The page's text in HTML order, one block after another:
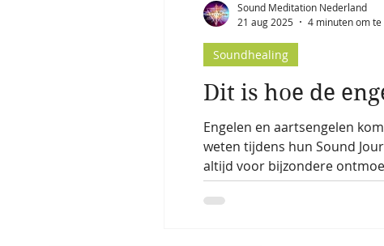
Dit is hoe de
Engelen en aartsengelen
weten tijdens hun Sound
altijd voor bijzondere
spirituele groei en meer.
Soundhealing
Sound Meditation Nederland
21 aug 2025
4 minuten om te